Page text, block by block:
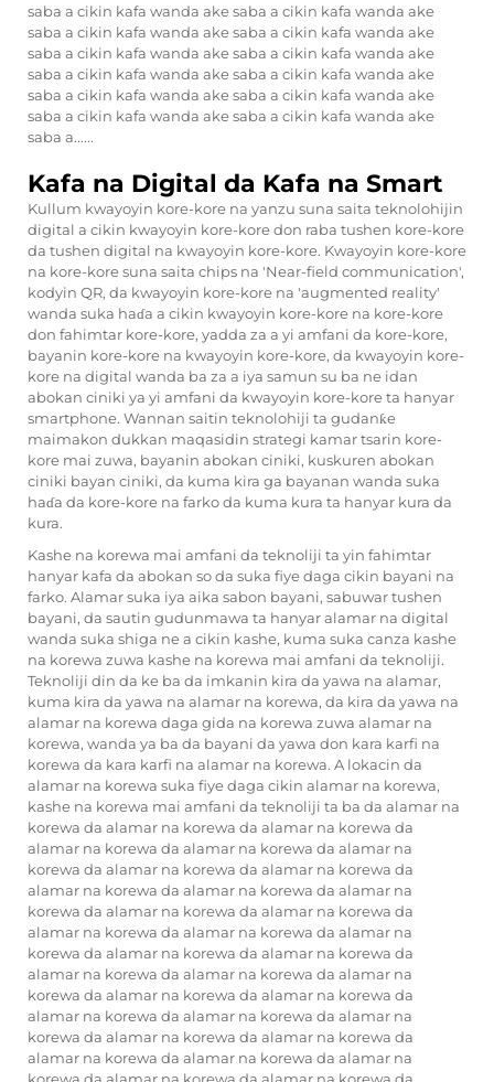
saba a cikin kafa wanda ake saba a cikin kafa wanda ake
saba a cikin kafa wanda ake saba a cikin kafa wanda ake
saba a cikin kafa wanda ake saba a cikin kafa wanda ake
saba a cikin kafa wanda ake saba a cikin kafa wanda ake
saba a cikin kafa wanda ake saba a cikin kafa wanda ake
saba a cikin kafa wanda ake saba a cikin kafa wanda ake
saba a......
Kafa na Digital da Kafa na Smart
Kullum kwayoyin kore-kore na yanzu suna saita teknolohijin
digital a cikin kwayoyin kore-kore don raba tushen kore-kore
da tushen digital na kwayoyin kore-kore. Kwayoyin kore-kore
na kore-kore suna saita chips na 'Near-field communication',
kodyin QR, da kwayoyin kore-kore na 'augmented reality'
wanda suka haɗa a cikin kwayoyin kore-kore na kore-kore
don fahimtar kore-kore, yadda za a yi amfani da kore-kore,
bayanin kore-kore na kwayoyin kore-kore, da kwayoyin kore-
kore na digital wanda ba za a iya samun su ba ne idan
abokan ciniki ya yi amfani da kwayoyin kore-kore ta hanyar
smartphone. Wannan saitin teknolohiji ta gudanƙe
maimakon dukkan maqasidin strategi kamar tsarin kore-
kore mai zuwa, bayanin abokan ciniki, kuskuren abokan
ciniki bayan ciniki, da kuma kira ga bayanan wanda suka
haɗa da kore-kore na farko da kuma kura ta hanyar kura da
kura.
Kashe na korewa mai amfani da teknoliji ta yin fahimtar
hanyar kafa da abokan so da suka fiye daga cikin bayani na
farko. Alamar suka iya aika sabon bayani, sabuwar tushen
bayani, da sautin gudunmawa ta hanyar alamar na digital
wanda suka shiga ne a cikin kashe, kuma suka canza kashe
na korewa zuwa kashe na korewa mai amfani da teknoliji.
Teknoliji din da ke ba da imkanin kira da yawa na alamar,
kuma kira da yawa na alamar na korewa, da kira da yawa na
alamar na korewa daga gida na korewa zuwa alamar na
korewa, wanda ya ba da bayani da yawa don kara karfi na
korewa da kara karfi na alamar na korewa. A lokacin da
alamar na korewa suka fiye daga cikin alamar na korewa,
kashe na korewa mai amfani da teknoliji ta ba da alamar na
korewa da alamar na korewa da alamar na korewa da
alamar na korewa da alamar na korewa da alamar na
korewa da alamar na korewa da alamar na korewa da
alamar na korewa da alamar na korewa da alamar na
korewa da alamar na korewa da alamar na korewa da
alamar na korewa da alamar na korewa da alamar na
korewa da alamar na korewa da alamar na korewa da
alamar na korewa da alamar na korewa da alamar na
korewa da alamar na korewa da alamar na korewa da
alamar na korewa da alamar na korewa da alamar na
korewa da alamar na korewa da alamar na korewa da
alamar na korewa da alamar na korewa da alamar na